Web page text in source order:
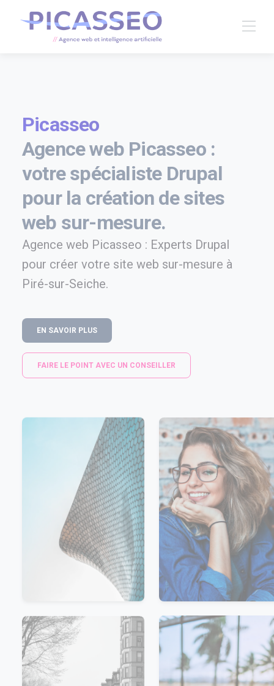
Picasseo
Agence web Picasseo :
votre spécialiste Drupal
pour la création de sites
web sur-mesure.
Agence web Picasseo : Experts Drupal
pour créer votre site web sur-mesure à
Piré-sur-Seiche.
EN SAVOIR PLUS
FAIRE LE POINT AVEC UN CONSEILLER